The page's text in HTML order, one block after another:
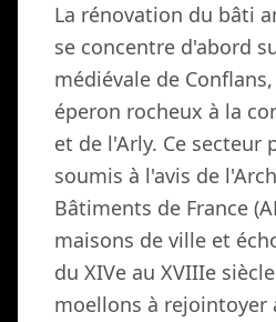
La rénovation du bâti
se concentre d'abord
médiévale de
éperon rocheux à la
et de l'Arly. Ce secteur
soumis à l'avis de
Bâtiments de France
maisons de ville et
du XIVe au XVIIIe
moellons à rejointoyer